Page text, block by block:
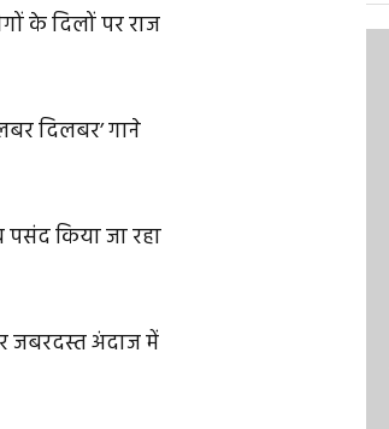
के दिलों पर राज
दिलबर’ गाने
किया जा रहा
जबरदस्त अंदाज में